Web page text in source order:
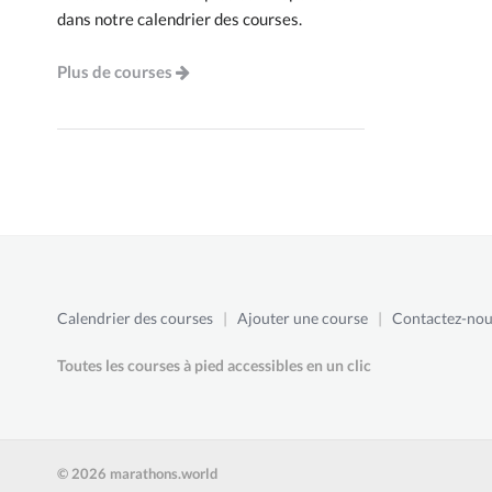
dans notre calendrier des courses.
Plus de courses
Calendrier des courses | Ajouter une course | Contactez-
Toutes les courses à pied accessibles en un clic
© 2026 marathons.world